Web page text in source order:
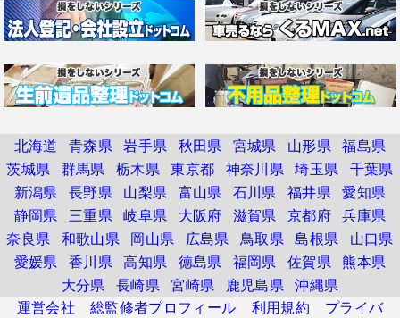
北海道 青森県 岩手県 秋田県 宮城県 山形県 福島県
茨城県 群馬県 栃木県 東京都 神奈川県 埼玉県 千葉県
新潟県 長野県 山梨県 富山県 石川県 福井県 愛知県
静岡県 三重県 岐阜県 大阪府 滋賀県 京都府 兵庫県
奈良県 和歌山県 岡山県 広島県 鳥取県 島根県
山口県
愛媛県 香川県 高知県 徳島県 福岡県 佐賀県 熊本県
大分県 長崎県 宮崎県 鹿児島県 沖縄県
運営会社
総監修者プロフィール 利用規約 プライバ